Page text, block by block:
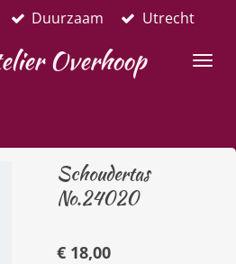
Overhoop
Duurzaam Utrecht
Schoudertas
No.24020
€ 18,00